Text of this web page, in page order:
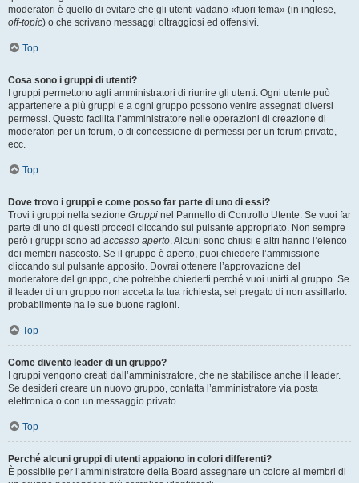
moderatori è quello di evitare che gli utenti vadano «fuori tema» (in inglese,
off-topic) o che scrivano messaggi oltraggiosi ed offensivi.
Top
Cosa sono i gruppi di utenti?
I gruppi permettono agli amministratori di riunire gli utenti. Ogni utente può
appartenere a più gruppi e a ogni gruppo possono venire assegnati diversi
permessi. Questo facilita l’amministratore nelle operazioni di creazione di
moderatori per un forum, o di concessione di permessi per un forum privato,
ecc.
Top
Dove trovo i gruppi e come posso far parte di uno di essi?
Trovi i gruppi nella sezione Gruppi nel Pannello di Controllo Utente. Se vuoi far
parte di uno di questi procedi cliccando sul pulsante appropriato. Non sempre
però i gruppi sono ad accesso aperto. Alcuni sono chiusi e altri hanno l’elenco
dei membri nascosto. Se il gruppo è aperto, puoi chiedere l’ammissione
cliccando sul pulsante apposito. Dovrai ottenere l’approvazione del
moderatore del gruppo, che potrebbe chiederti perché vuoi unirti al gruppo. Se
il leader di un gruppo non accetta la tua richiesta, sei pregato di non assillarlo:
probabilmente ha le sue buone ragioni.
Top
Come divento leader di un gruppo?
I gruppi vengono creati dall’amministratore, che ne stabilisce anche il leader.
Se desideri creare un nuovo gruppo, contatta l’amministratore via posta
elettronica o con un messaggio privato.
Top
Perché alcuni gruppi di utenti appaiono in colori differenti?
È possibile per l’amministratore della Board assegnare un colore ai membri di